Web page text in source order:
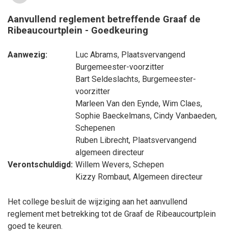
Aanvullend reglement betreffende Graaf de
Ribeaucourtplein - Goedkeuring
Aanwezig: Luc Abrams, Plaatsvervangend
Burgemeester-voorzitter
Bart Seldeslachts, Burgemeester-
voorzitter
Marleen Van den Eynde, Wim Claes,
Sophie Baeckelmans, Cindy Vanbaeden,
Schepenen
Ruben Librecht, Plaatsvervangend
algemeen directeur
Verontschuldigd: Willem Wevers, Schepen
Kizzy Rombaut, Algemeen directeur
Het college besluit de wijziging aan het aanvullend
reglement met betrekking tot de Graaf de Ribeaucourtplein
goed te keuren.